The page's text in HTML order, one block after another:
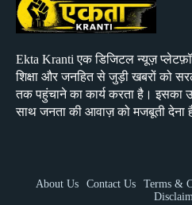
Ekta Kranti एक डिजिटल न्यूज़
शिक्षा और जनहित से जुड़ी खबरों को
तक पहुंचाने का कार्य करता है। इसका
साथ जनता की आवाज़ को मजबूती देना
About Us Contact Us Terms &